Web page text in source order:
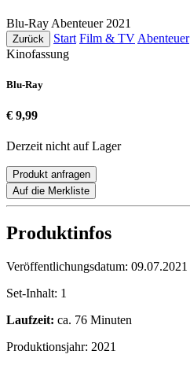
Blu-Ray Abenteuer 2021
Zurück Start Film & TV Abenteuer
Kinofassung
Blu-Ray
€ 9,99
Derzeit nicht auf Lager
Produkt anfragen
Auf die Merkliste
Produktinfos
Veröffentlichungsdatum: 09.07.2021
Set-Inhalt: 1
Laufzeit: ca. 76 Minuten
Produktionsjahr: 2021